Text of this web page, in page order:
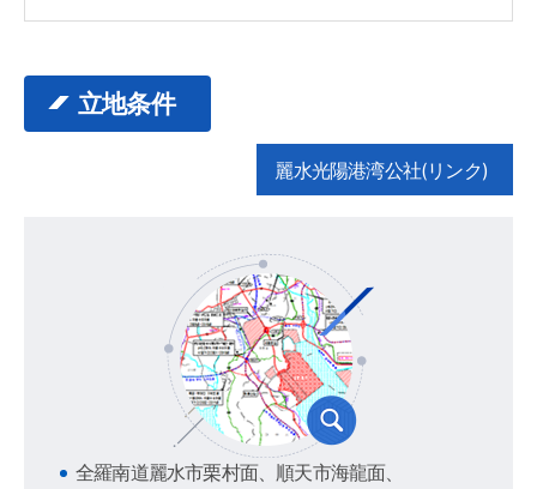
立地条件
麗水光陽港湾公社(リンク)
全羅南道麗水市栗村面、順天市海龍面、